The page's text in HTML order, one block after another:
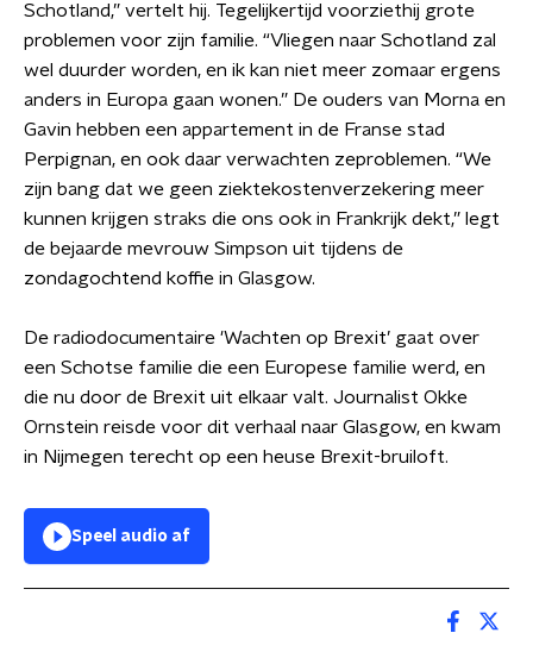
Schotland,” vertelt hij. Tegelijkertijd voorziethij grote
problemen voor zijn familie. “Vliegen naar Schotland zal
wel duurder worden, en ik kan niet meer zomaar ergens
anders in Europa gaan wonen.” De ouders van Morna en
Gavin hebben een appartement in de Franse stad
Perpignan, en ook daar verwachten zeproblemen. “We
zijn bang dat we geen ziektekostenverzekering meer
kunnen krijgen straks die ons ook in Frankrijk dekt,” legt
de bejaarde mevrouw Simpson uit tijdens de
zondagochtend koffie in Glasgow.
De radiodocumentaire 'Wachten op Brexit’ gaat over
een Schotse familie die een Europese familie werd, en
die nu door de Brexit uit elkaar valt. Journalist Okke
Ornstein reisde voor dit verhaal naar Glasgow, en kwam
in Nijmegen terecht op een heuse Brexit-bruiloft.
Speel audio af